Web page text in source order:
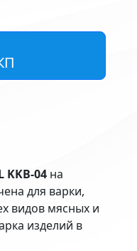
KKB-04 на
для варки,
видов мясных и
изделий в